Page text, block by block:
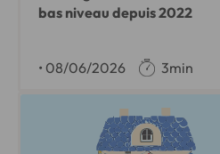
bas niveau depuis 2022
• 08/06/2026 3min